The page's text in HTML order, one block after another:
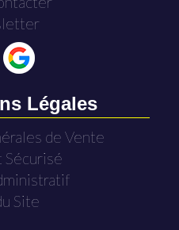
Légales
de Vente
Sécurisé
Site